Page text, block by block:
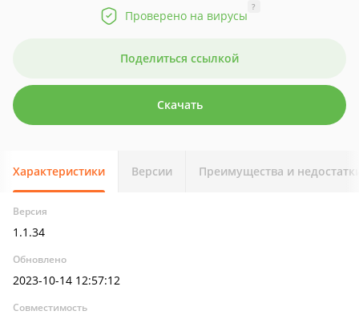
Проверено на вирусы
?
Поделиться ссылкой
Скачать
Характеристики Версии Преимущества и
Версия
1.1.34
Обновлено
2023-10-14 12:57:12
Совместимость